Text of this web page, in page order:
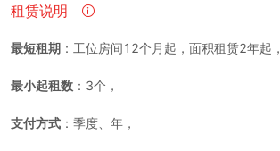
租赁说明
最短租期：工位房间12个月起，面积租赁2年起，
最小起租数：3个，
支付方式：季度、年，